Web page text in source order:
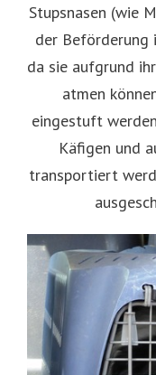
Stupsnasen (wie
der Beförderung
da sie aufgrund
atmen
eingestuft
Käfigen und
transportiert